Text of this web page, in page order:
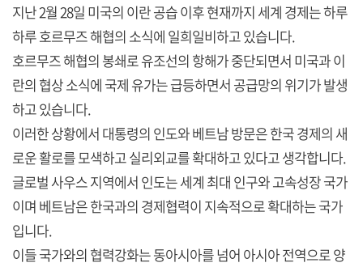
지난 2월 28일 미국의 이란 공습 이후 현재까지 세계 경제는 하루
하루 호르무즈 해협의 소식에 일희일비하고 있습니다.
호르무즈 해협의 봉쇄로 유조선의 항해가 중단되면서 미국과 이
란의 협상 소식에 국제 유가는 급등하면서 공급망의 위기가 발생
하고 있습니다.
이러한 상황에서 대통령의 인도와 베트남 방문은 한국 경제의 새
로운 활로를 모색하고 실리외교를 확대하고 있다고 생각합니다.
글로벌 사우스 지역에서 인도는 세계 최대 인구와 고속성장 국가
이며 베트남은 한국과의 경제협력이 지속적으로 확대하는 국가
입니다.
이들 국가와의 협력강화는 동아시아를 넘어 아시아 전역으로 양